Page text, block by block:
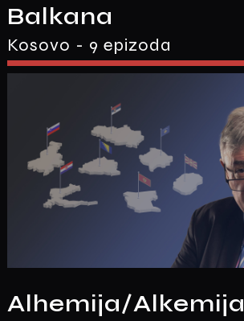
Balkana
Kosovo - 9 epizoda
Alhemija/Alkemija